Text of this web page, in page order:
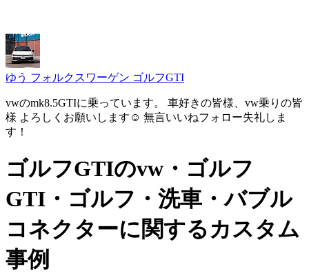
ゆう フォルクスワーゲン ゴルフGTI
vwのmk8.5GTIに乗っています。 車好きの皆様、vw乗りの皆
様 よろしくお願いします☺️ 無言いいねフォロー失礼しま
す！
ゴルフGTIのvw・ゴルフ
GTI・ゴルフ・洗車・バブル
コネクターに関するカスタム
事例